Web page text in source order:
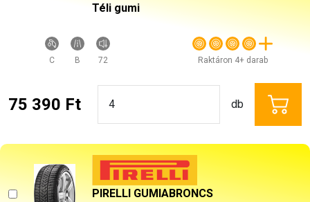
Téli gumi
C B 72 Raktáron 4+ darab
75 390 Ft db
PIRELLI GUMIABRONCS